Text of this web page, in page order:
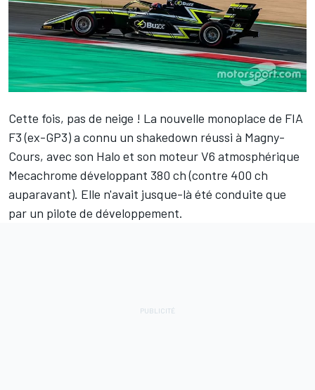
Cette fois, pas de neige ! La nouvelle monoplace de FIA
F3 (ex-GP3) a connu un shakedown réussi à Magny-
Cours, avec son Halo et son moteur V6 atmosphérique
Mecachrome développant 380 ch (contre 400 ch
auparavant). Elle n'avait jusque-là été conduite que
par un pilote de développement.